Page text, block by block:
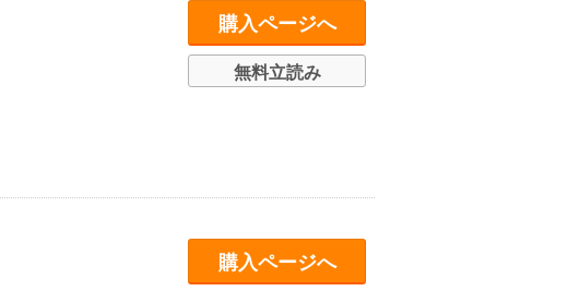
購入ページへ
無料立読み
購入ページへ